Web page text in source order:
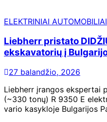
ELEKTRINIAI AUTOMOBILIAI
Liebherr pristato
ekskavatorių į
27 balandžio, 2026
Liebherr įrangos ekspertai
(~330 tonų) R 9350 E
vario kasykloje Bulgarijos